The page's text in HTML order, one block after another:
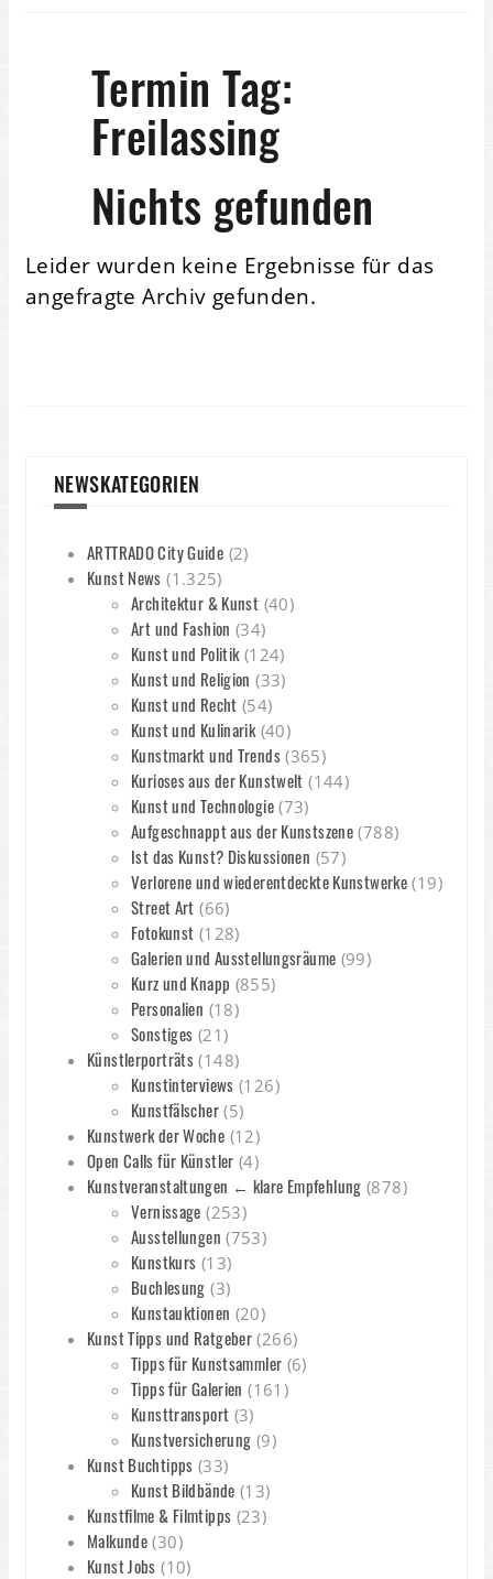
Termin Tag:
Freilassing
Nichts gefunden
Leider wurden keine Ergebnisse für das
angefragte Archiv gefunden.
NEWSKATEGORIEN
ARTTRADO City Guide (2)
Kunst News (1.325)
Architektur & Kunst (40)
Art und Fashion (34)
Kunst und Politik(124)
Kunst und Religion (33)
Kunst und Recht (54)
Kunst und Kulinarik(40)
Kunstmarkt und Trends(365)
Kurioses aus der Kunstwelt (144)
Kunst und Technologie(73)
Aufgeschnappt aus der Kunstszene (788)
Ist das Kunst? Diskussionen (57)
Verlorene und wiederentdeckte Kunstwerke (19)
Street Art (66)
Fotokunst (128)
Galerien und Ausstellungsräume (99)
Kurz und Knapp (855)
Personalien (18)
Sonstiges (21)
Künstlerporträts (148)
Kunstinterviews (126)
Kunstfälscher(5)
Kunstwerk der Woche (12)
Open Calls für Künstler (4)
Kunstveranstaltungen ← klare Empfehlung (878)
Vernissage (253)
Ausstellungen (753)
Kunstkurs (13)
Buchlesung (3)
Kunstauktionen (20)
Kunst Tipps und Ratgeber (266)
Tipps für Kunstsammler (6)
Tipps für Galerien (161)
Kunsttransport (3)
Kunstversicherung (9)
Kunst Buchtipps (33)
Kunst Bildbände (13)
Kunstfilme & Filmtipps (23)
Malkunde (30)
Kunst Jobs (10)